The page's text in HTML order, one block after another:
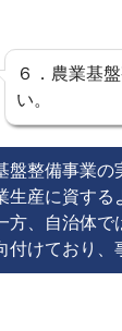
６．農業基
い。
盤整備事業
生産に資する
方、自治体
付けており、